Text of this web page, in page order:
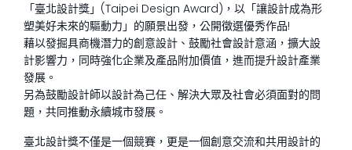
「臺北設計獎」(Taipei Design Award)，以「讓設計成為形
塑美好未來的驅動力」的願景出發，公開徵選優秀作品!
藉以發掘具商機潛力的創意設計、鼓勵社會設計意涵，擴大設
計影響力，同時強化企業及產品附加價值，進而提升設計產業
發展。
另為鼓勵設計師以設計為己任、解決大眾及社會必須面對的問
題，共同推動永續城市發展。
臺北設計獎不僅是一個競賽，更是一個創意交流和共用設計的